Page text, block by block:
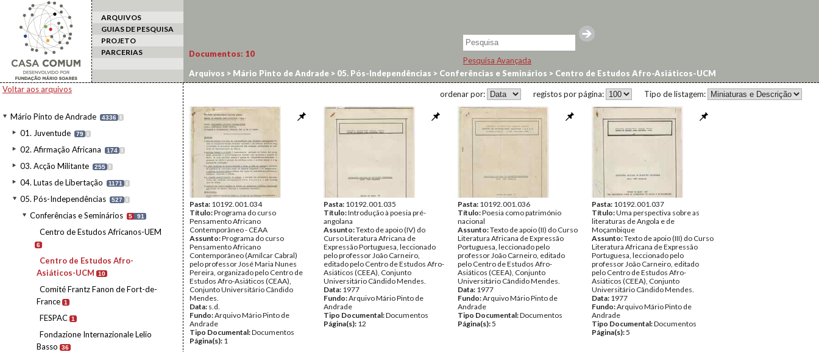
ARQUIVOS
GUIAS DE PESQUISA
PROJETO
PARCERIAS
Pesquisa Avançada
Voltar aos arquivos
Mário Pinto de Andrade 4336 I
01. Juventude 79 I
02. Afirmação Africana 174 I
03. Acção Militante 255 I
04. Lutas de Libertação 1171 I
05. Pós-Independências 527 I
Conferências e Seminários 5 91
Centro de Estudos Africanos-UEM
6
Centro de Estudos Afro-
Asiáticos-UCM
10
Comité Frantz Fanon de Fort-de-
France 1
FESPAC 1
Fondazione Internazionale Lelio
Basso
36
Documentos: 10
Arquivos > Mário Pinto de Andrade > 05. Pós-Independências > Conferências e Seminários > Centro de Estudos Afro-Asiáticos-UCM
Tipo de listagem:
registos por página:
ordenar por:
Pasta: 10192.001.034
Título:Programa do curso
Pensamento Africano
Contemporâneo - CEAA
Assunto:Programa do curso
Pensamento Africano
Contemporâneo (Amílcar Cabral)
pelo professor José Maria Nunes
Pereira, organizado pelo Centro de
Estudos Afro-Asiáticos (CEAA),
Conjunto Universitário Cândido
Mendes.
Data: s.d.
Fundo:Arquivo Mário Pinto de
Andrade
Tipo Documental:Documentos
Página(s): 1
Pasta: 10192.001.035
Título:Introdução à poesia pré-
angolana
Assunto:Texto de apoio (IV) do
Curso Literatura Africana de
Expressão Portuguesa, leccionado
pelo professor João Carneiro,
editado pelo Centro de Estudos Afro-
Asiáticos (CEEA), Conjunto
Universitário Cândido Mendes.
Data: 1977
Fundo:Arquivo Mário Pinto de
Andrade
Tipo Documental:Documentos
Página(s): 12
Pasta: 10192.001.036
Título:Poesia como património
nacional
Assunto:Texto de apoio (II) do Curso
Literatura Africana de Expressão
Portuguesa, leccionado pelo
professor João Carneiro, editado
pelo Centro de Estudos Afro-
Asiáticos (CEEA), Conjunto
Universitário Cândido Mendes.
Data: 1977
Fundo:Arquivo Mário Pinto de
Andrade
Tipo Documental:Documentos
Página(s):5
Pasta: 10192.001.037
Título:Uma perspectiva sobre as
literaturas de Angola e de
Moçambique
Assunto:Texto de apoio (III) do Curso
Literatura Africana de Expressão
Portuguesa, leccionado pelo
professor João Carneiro, editado
pelo Centro de Estudos Afro-
Asiáticos (CEEA), Conjunto
Universitário Cândido Mendes.
Data: 1977
Fundo:Arquivo Mário Pinto de
Andrade
Tipo Documental:Documentos
Página(s):5